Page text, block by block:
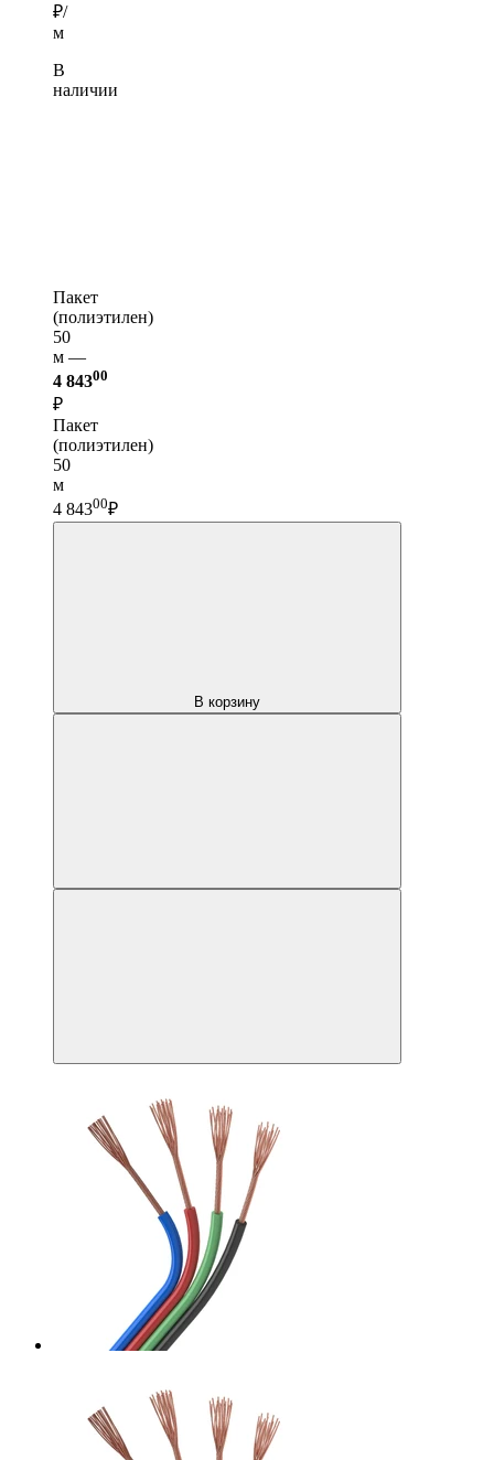
₽/
м
В
наличии
Пакет
(полиэтилен)
50
м —
4 84300
₽
Пакет
(полиэтилен)
50
м
4 84300₽
В корзину